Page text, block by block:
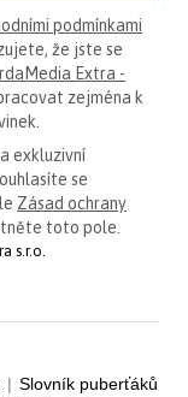
podmínkami
že jste se
Extra -
zejména k
exkluzivní
se
Zásad ochrany
toto pole.
s.r.o.
| Slovník puberťáků